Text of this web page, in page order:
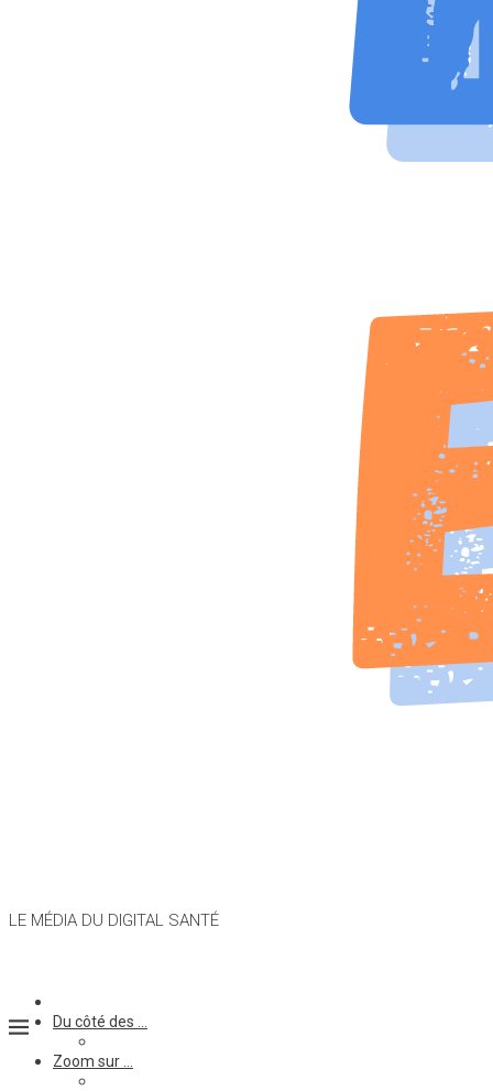
LE MÉDIA DU DIGITAL SANTÉ
Du côté des …
Zoom sur …